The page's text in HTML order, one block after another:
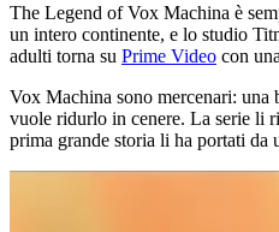
The Legend of Vox Machina è
un intero continente, e lo studio
adulti torna su Prime Video con
Vox Machina sono mercenari: una
vuole ridurlo in cenere. La serie li
prima grande storia li ha portati